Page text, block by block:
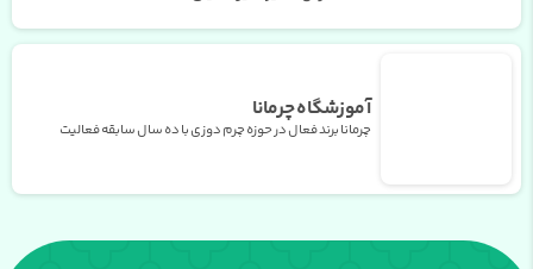
آموزشگاه چرمانا
چرمانا برند فعال در حوزه چرم دوزی با ده سال سابقه فعالیت